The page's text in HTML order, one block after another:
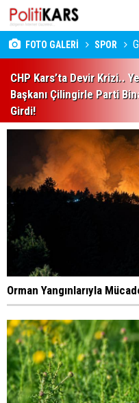
FOTO GALERİ SPOR
CHP Kars’ta Devir Krizi..
Başkanı Çilingirle Parti
Girdi!
Orman Yangınlarıyla